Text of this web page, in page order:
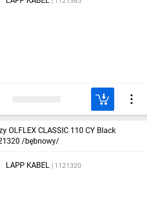
OLFLEX CLASSIC 110 CY Black
/bębnowy/
LAPP KABEL 1121320